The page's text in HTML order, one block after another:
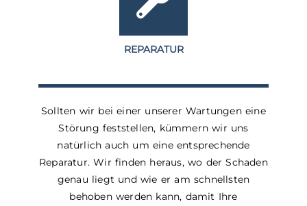
REPARATUR
Sollten wir bei einer unserer Wartungen eine
Störung feststellen, kümmern wir uns
natürlich auch um eine entsprechende
Reparatur. Wir finden heraus, wo der Schaden
genau liegt und wie er am schnellsten
behoben werden kann, damit Ihre